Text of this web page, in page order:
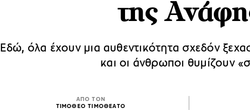
της
Εδώ, όλα έχουν μια αυθεντικότητα σχεδόν
και οι άνθρωποι θυμίζουν
ΑΠΟ ΤΟΝ
ΤΙΜΟΘΕΟ ΤΙΜΟΘΕΑΤΟ